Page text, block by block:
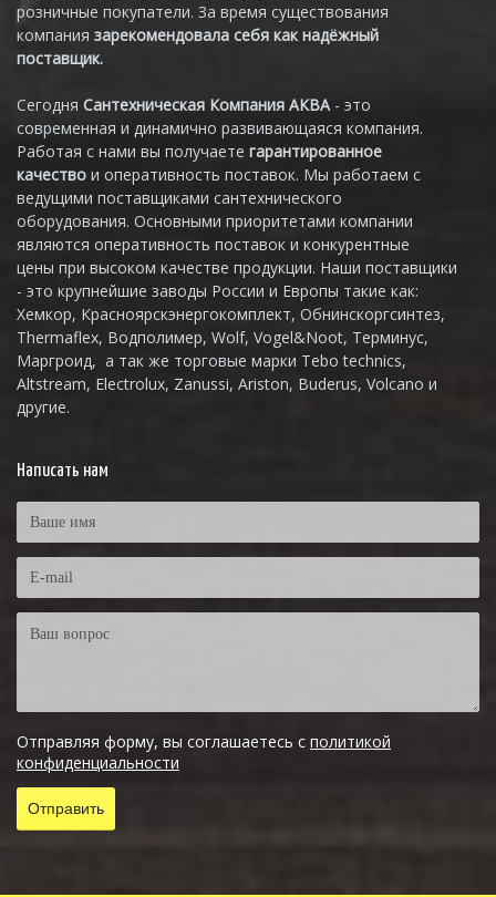
розничные покупатели. За время существования
компания зарекомендовала себя как надёжный
поставщик.
Сегодня Сантехническая Компания АКВА - это
современная и динамично развивающаяся компания.
Работая с нами вы получаете гарантированное
качество и оперативность поставок. Мы работаем с
ведущими поставщиками сантехнического
оборудования. Основными приоритетами компании
являются оперативность поставок и конкурентные
цены при высоком качестве продукции. Наши поставщики
- это крупнейшие заводы России и Европы такие как:
Хемкор, Красноярскэнергокомплект, Обнинскоргсинтез,
Thermaflex, Водполимер, Wolf, Vogel&Noot, Терминус,
Маргроид, а так же торговые марки Tebo technics,
Altstream, Electrolux, Zanussi, Ariston, Buderus, Volcano и
другие.
Написать нам
Отправляя форму, вы соглашаетесь с политикой
конфиденциальности